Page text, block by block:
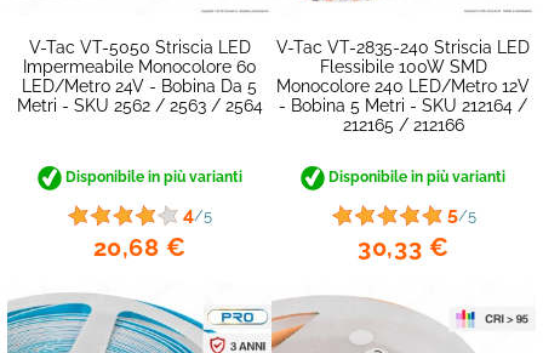
favorite_border
V-Tac VT-5050 Striscia LED
Impermeabile Monocolore 60
LED/metro 24V - Bobina Da 5
Metri - SKU 2562 / 2563 / 2564
Disponibile in più varianti
4/5
20,68 €
V-Tac VT-2835-240 Striscia LED
Flessibile 100W SMD
Monocolore 240 LED/metro 12V
- Bobina 5 Metri - SKU 212164 /
212165 / 212166
Disponibile in più varianti
5/5
30,33 €